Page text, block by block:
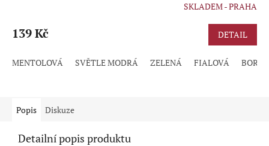
produktu
z
SKLADEM - PRAHA
139 Kč DETAIL
MENTOLOVÁ SVĚTLE MODRÁ ZELENÁ FIALOVÁ
Popis Diskuze
Detailní popis produktu